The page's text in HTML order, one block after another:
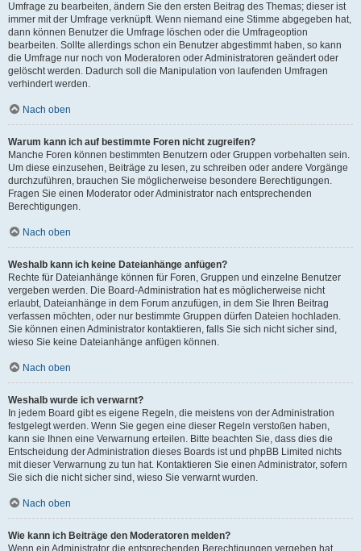
Umfrage zu bearbeiten, ändern Sie den ersten Beitrag des Themas; dieser ist
immer mit der Umfrage verknüpft. Wenn niemand eine Stimme abgegeben hat,
dann können Benutzer die Umfrage löschen oder die Umfrageoption
bearbeiten. Sollte allerdings schon ein Benutzer abgestimmt haben, so kann
die Umfrage nur noch von Moderatoren oder Administratoren geändert oder
gelöscht werden. Dadurch soll die Manipulation von laufenden Umfragen
verhindert werden.
Nach oben
Warum kann ich auf bestimmte Foren nicht zugreifen?
Manche Foren können bestimmten Benutzern oder Gruppen vorbehalten sein.
Um diese einzusehen, Beiträge zu lesen, zu schreiben oder andere Vorgänge
durchzuführen, brauchen Sie möglicherweise besondere Berechtigungen.
Fragen Sie einen Moderator oder Administrator nach entsprechenden
Berechtigungen.
Nach oben
Weshalb kann ich keine Dateianhänge anfügen?
Rechte für Dateianhänge können für Foren, Gruppen und einzelne Benutzer
vergeben werden. Die Board-Administration hat es möglicherweise nicht
erlaubt, Dateianhänge in dem Forum anzufügen, in dem Sie Ihren Beitrag
verfassen möchten, oder nur bestimmte Gruppen dürfen Dateien hochladen.
Sie können einen Administrator kontaktieren, falls Sie sich nicht sicher sind,
wieso Sie keine Dateianhänge anfügen können.
Nach oben
Weshalb wurde ich verwarnt?
In jedem Board gibt es eigene Regeln, die meistens von der Administration
festgelegt werden. Wenn Sie gegen eine dieser Regeln verstoßen haben,
kann sie Ihnen eine Verwarnung erteilen. Bitte beachten Sie, dass dies die
Entscheidung der Administration dieses Boards ist und phpBB Limited nichts
mit dieser Verwarnung zu tun hat. Kontaktieren Sie einen Administrator, sofern
Sie sich die nicht sicher sind, wieso Sie verwarnt wurden.
Nach oben
Wie kann ich Beiträge den Moderatoren melden?
Wenn ein Administrator die entsprechenden Berechtigungen vergeben hat,